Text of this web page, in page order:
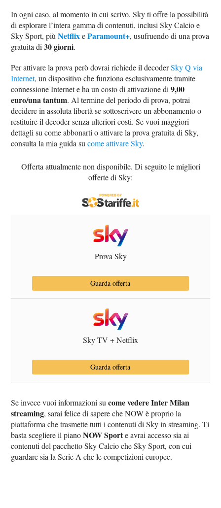
In ogni caso, al momento in cui scrivo, Sky ti offre la possibilità
di esplorare l’intera gamma di contenuti, inclusi Sky Calcio e
Sky Sport, piùNetflixeParamount+, usufruendo di una prova
gratuita di30 giorni.
Per attivare la prova però dovrai richiede il decoderSky Q via
Internet, un dispositivo che funziona esclusivamente tramite
connessione Internet e ha un costo di attivazione di9,00
euro/una tantum. Al termine del periodo di prova, potrai
decidere in assoluta libertà se sottoscrivere un abbonamento o
restituire il decoder senza ulteriori costi. Se vuoi maggiori
dettagli su come abbonarti o attivare la prova gratuita di Sky,
consulta la mia guida sucome attivare Sky.
Offerta attualmente non disponibile. Di seguito le migliori
offerte di Sky:
Prova Sky
Guarda offerta
Sky TV + Netflix
Guarda offerta
Se invece vuoi informazioni sucome vedere Inter Milan
streaming, sarai felice di sapere che NOW è proprio la
piattaforma che trasmette tutti i contenuti di Sky in streaming. Ti
basta scegliere il pianoNOW Sporte avrai accesso sia ai
contenuti del pacchetto Sky Calcio che Sky Sport, con cui
guardare sia la Serie A che le competizioni europee.